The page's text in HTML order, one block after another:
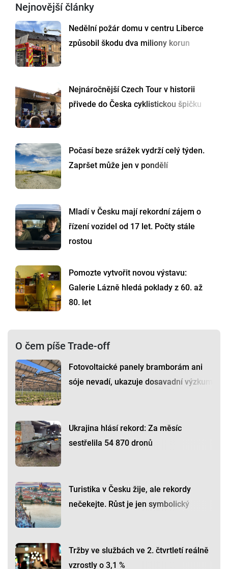
Nejnovější články
Nedělní požár domu v centru Liberce
způsobil škodu dva miliony korun
Nejnáročnější Czech Tour v historii
přivede do Česka cyklistickou špičku
Počasí beze srážek vydrží celý týden.
Zapršet může jen v pondělí
Mladí v Česku mají rekordní zájem o
řízení vozidel od 17 let. Počty stále
rostou
Pomozte vytvořit novou výstavu:
Galerie Lázně hledá poklady z 60. až
80. let
O čem píše Trade-off
Fotovoltaické panely bramborám ani
sóje nevadí, ukazuje dosavadní výzkum
Ukrajina hlásí rekord: Za měsíc
sestřelila 54 870 dronů
Turistika v Česku žije, ale rekordy
nečekejte. Růst je jen symbolický
Tržby ve službách ve 2. čtvrtletí reálně
vzrostly o 3,1 %